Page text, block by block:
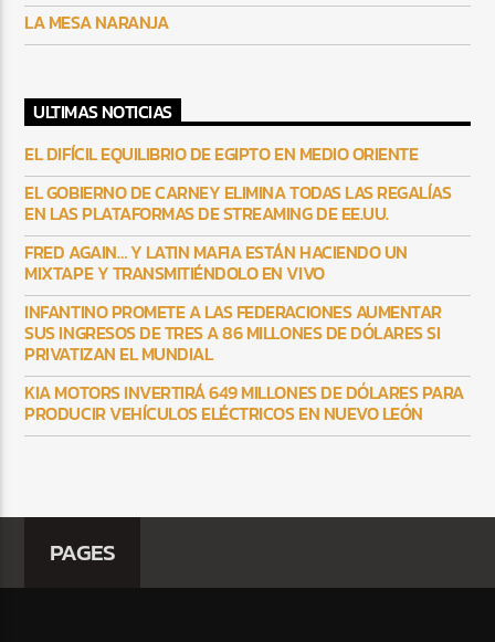
LA MESA NARANJA
ULTIMAS NOTICIAS
EL DIFÍCIL EQUILIBRIO DE EGIPTO EN MEDIO ORIENTE
EL GOBIERNO DE CARNEY ELIMINA TODAS LAS REGALÍAS
EN LAS PLATAFORMAS DE STREAMING DE EE.UU.
FRED AGAIN… Y LATIN MAFIA ESTÁN HACIENDO UN
MIXTAPE Y TRANSMITIÉNDOLO EN VIVO
INFANTINO PROMETE A LAS FEDERACIONES AUMENTAR
SUS INGRESOS DE TRES A 86 MILLONES DE DÓLARES SI
PRIVATIZAN EL MUNDIAL
KIA MOTORS INVERTIRÁ 649 MILLONES DE DÓLARES PARA
PRODUCIR VEHÍCULOS ELÉCTRICOS EN NUEVO LEÓN
PAGES